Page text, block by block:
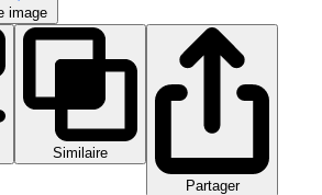
image
Similaire
Partager